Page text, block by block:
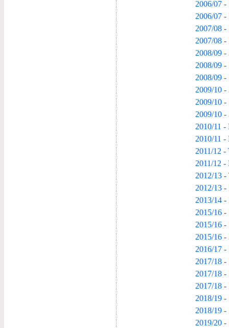
2006/07 -
2006/07 -
2007/08 -
2007/08 -
2008/09 -
2008/09 -
2008/09 -
2009/10 -
2009/10 -
2009/10 -
2010/11 -
2010/11 -
2011/12 -
2011/12 -
2012/13 -
2012/13 -
2013/14 -
2015/16 -
2015/16 -
2015/16 -
2016/17 -
2017/18
2017/18 -
2017/18 -
2018/19
2018/19 -
2019/20